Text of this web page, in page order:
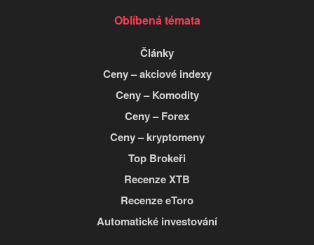
Oblíbená témata
Články
Ceny – akciové indexy
Ceny – Komodity
Ceny – Forex
Ceny – kryptomeny
Top Brokeři
Recenze XTB
Recenze eToro
Automatické investování